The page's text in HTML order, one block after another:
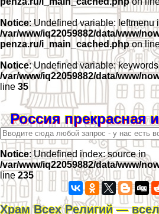
Notice: Undefined variable: leftmenu
/var/www/iq22059882/data/www/
penza.ru/i_main_cached.phpon
Notice: Undefined variable:
/var/www/iq22059882/data/www/
line 35
Россия
Notice: Undefined index: source in
/var/www/iq22059882/data/www/
line 235
Храм Всех Религий —